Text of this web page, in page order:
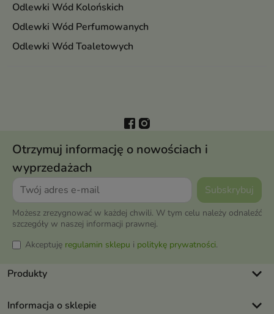
Odlewki Wód Kolońskich
Odlewki Wód Perfumowanych
Odlewki Wód Toaletowych
Otrzymuj informację o nowościach i
wyprzedażach
Możesz zrezygnować w każdej chwili. W tym celu należy odnaleźć
szczegóły w naszej informacji prawnej.
Akceptuję regulamin sklepu i politykę prywatności.
Produkty keyboard_arrow_down
Informacja o sklepie keyboard_arrow_down